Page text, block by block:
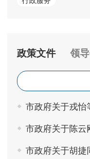
政策文件 领
市政府关于戎怡
市政府关于陈云
市政府关于胡捷